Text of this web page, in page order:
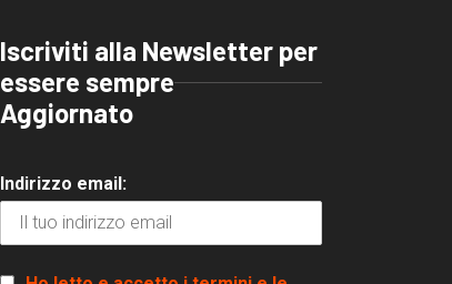
Iscriviti alla Newsletter per
essere sempre
Aggiornato
Indirizzo email: